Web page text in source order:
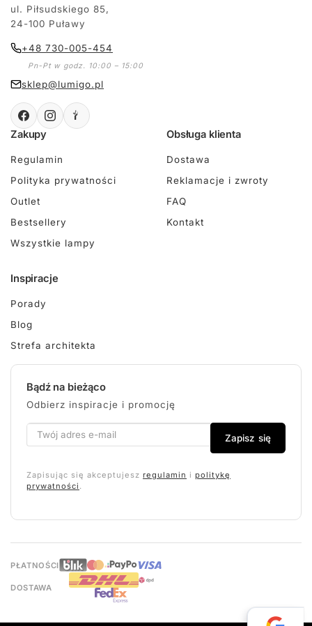
ul. Piłsudskiego 85,
24-100 Puławy
+48 730-005-454
Pn-Pt w godz. 10:00 – 15:00
sklep@lumigo.pl
Zakupy
Regulamin
Polityka prywatności
Outlet
Bestsellery
Wszystkie lampy
Obsługa klienta
Dostawa
Reklamacje i zwroty
FAQ
Kontakt
Inspiracje
Porady
Blog
Strefa architekta
Bądź na bieżąco
Odbierz inspiracje i promocję
Zapisz się
Zapisując się akceptujesz regulamin i politykę
prywatności .
PŁATNOŚCI
DOSTAWA